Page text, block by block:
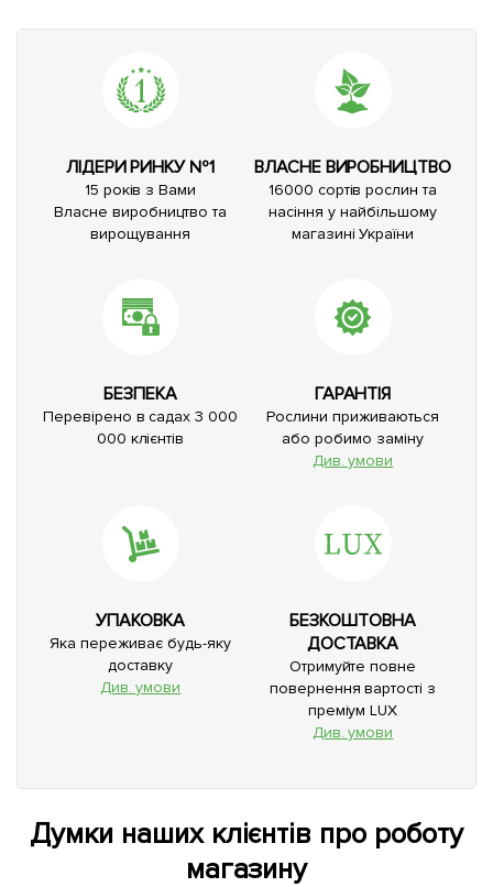
ЛІДЕРИ РИНКУ №1
15 років з Вами
Власне виробництво та
вирощування
ВЛАСНЕ ВИРОБНИЦТВО
16000 сортів рослин та
насіння у найбільшому
магазині України
БЕЗПЕКА
Перевірено в садах 3 000
000 клієнтів
ГАРАНТІЯ
Рослини приживаються
або робимо заміну
Див. умови
УПАКОВКА
Яка переживає будь-яку
доставку
Див. умови
БЕЗКОШТОВНА
ДОСТАВКА
Отримуйте повне
повернення вартості з
преміум LUX
Див. умови
Думки наших клієнтів про роботу
магазину